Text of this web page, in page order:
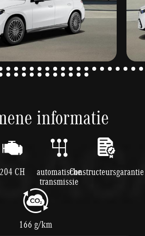
informatie
204 CH automatische
transmissie
Constructeursgarantie
166 g/km